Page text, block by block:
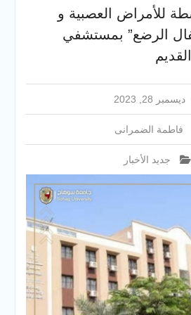
لتقديم التهنئة
مهام منصبه ويشيد
الشرطه
للأمراض العصبية و
الرضع” بمستشفي
ديسمبر 28, 2023
فاطمة الضمرانى
جديد الأخبار